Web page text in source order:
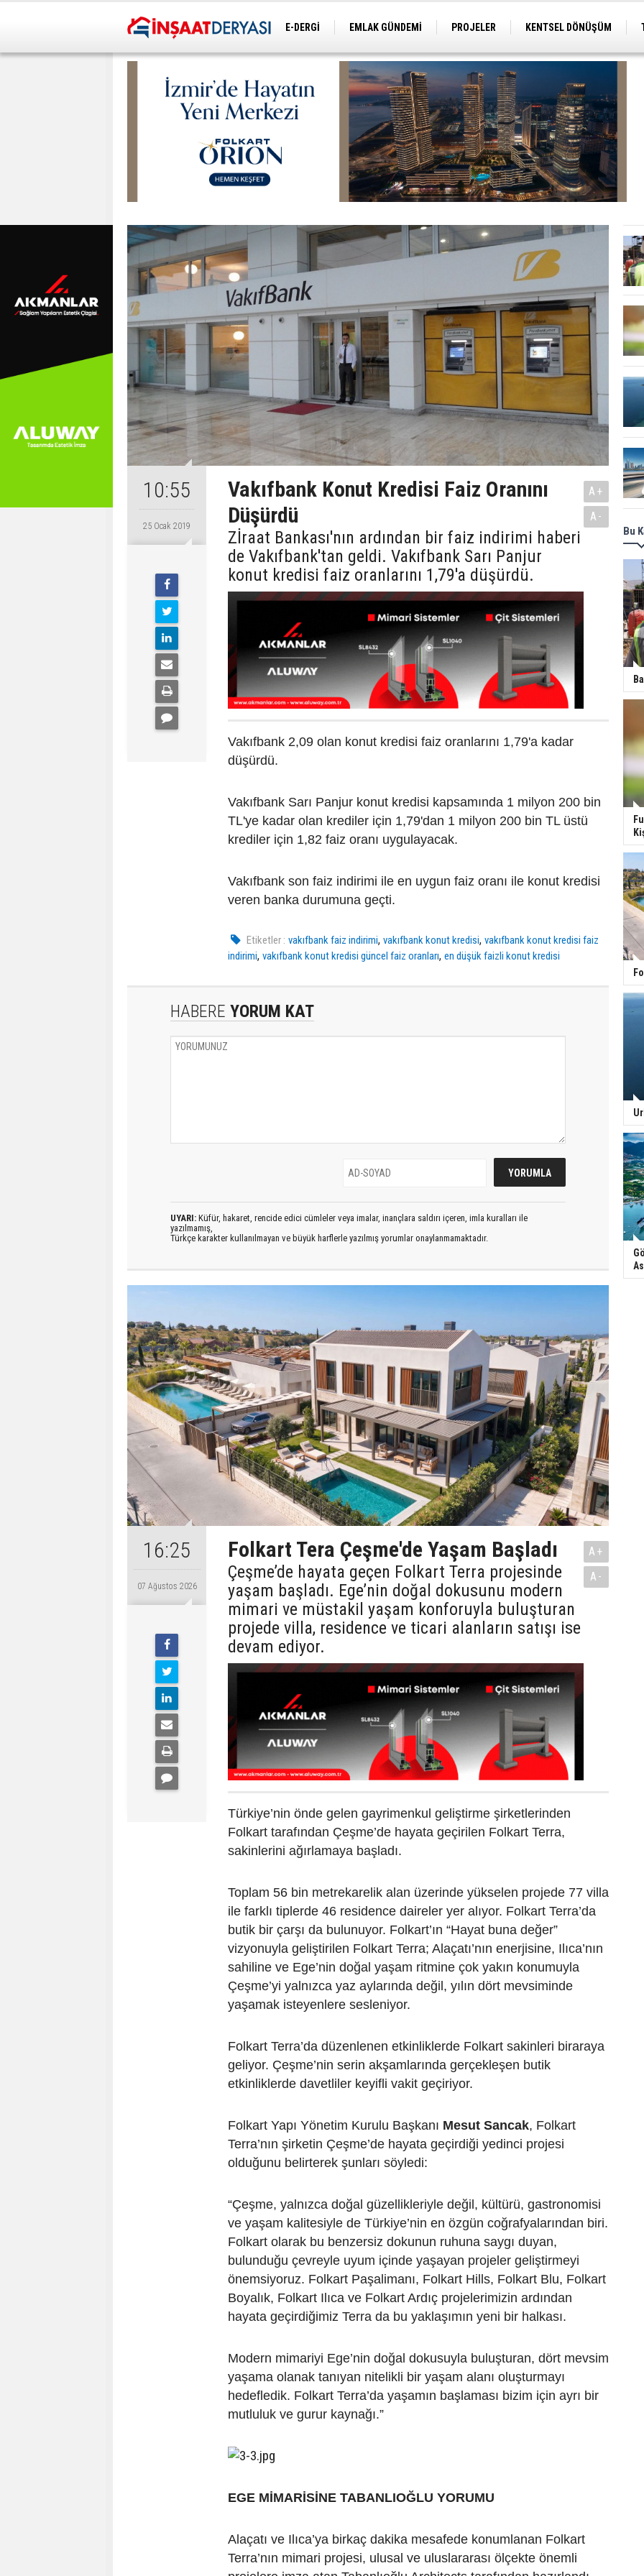
E-DERGİ EMLAK GÜNDEMİ PROJELER KENTSEL DÖNÜŞÜM
10:55
25 Ocak 2019
Vakıfbank Konut Kredisi Faiz Oranını
Düşürdü
Zİraat Bankası'nın ardından bir faiz indirimi haberi
de Vakıfbank'tan geldi. Vakıfbank Sarı Panjur
konut kredisi faiz oranlarını 1,79'a düşürdü.
A+
A-
Vakıfbank 2,09 olan konut kredisi faiz oranlarını 1,79'a kadar
düşürdü.
Vakıfbank Sarı Panjur konut kredisi kapsamında 1 milyon 200 bin
TL'ye kadar olan krediler için 1,79'dan 1 milyon 200 bin TL üstü
krediler için 1,82 faiz oranı uygulayacak.
Vakıfbank son faiz indirimi ile en uygun faiz oranı ile konut kredisi
veren banka durumuna geçti.
Etiketler : vakıfbank faiz indirimi,vakıfbank konut kredisi,vakıfbank konut kredisi faiz
indirimi, vakıfbank konut kredisi güncel faiz oranları, en düşük faizli konut kredisi
HABERE YORUM KAT
UYARI: Küfür, hakaret, rencide edici cümleler veya imalar, inançlara saldırı içeren, imla kuralları ile
yazılmamış,
Türkçe karakter kullanılmayan ve büyük harflerle yazılmış yorumlar onaylanmamaktadır.
16:25
07 Ağustos 2026
Folkart Tera Çeşme'de Yaşam Başladı
Çeşme’de hayata geçen Folkart Terra projesinde
yaşam başladı. Ege’nin doğal dokusunu modern
mimari ve müstakil yaşam konforuyla buluşturan
projede villa, residence ve ticari alanların satışı ise
devam ediyor.
A+
A-
Türkiye’nin önde gelen gayrimenkul geliştirme şirketlerinden
Folkart tarafından Çeşme’de hayata geçirilen Folkart Terra,
sakinlerini ağırlamaya başladı.
Toplam 56 bin metrekarelik alan üzerinde yükselen projede 77 villa
ile farklı tiplerde 46 residence daireler yer alıyor. Folkart Terra’da
butik bir çarşı da bulunuyor. Folkart’ın “Hayat buna değer”
vizyonuyla geliştirilen Folkart Terra; Alaçatı’nın enerjisine, Ilıca’nın
sahiline ve Ege’nin doğal yaşam ritmine çok yakın konumuyla
Çeşme’yi yalnızca yaz aylarında değil, yılın dört mevsiminde
yaşamak isteyenlere sesleniyor.
Folkart Terra’da düzenlenen etkinliklerde Folkart sakinleri biraraya
geliyor. Çeşme’nin serin akşamlarında gerçekleşen butik
etkinliklerde davetliler keyifli vakit geçiriyor.
Folkart Yapı Yönetim Kurulu Başkanı Mesut Sancak, Folkart
Terra’nın şirketin Çeşme’de hayata geçirdiği yedinci projesi
olduğunu belirterek şunları söyledi:
“Çeşme, yalnızca doğal güzellikleriyle değil, kültürü, gastronomisi
ve yaşam kalitesiyle de Türkiye’nin en özgün coğrafyalarından biri.
Folkart olarak bu benzersiz dokunun ruhuna saygı duyan,
bulunduğu çevreyle uyum içinde yaşayan projeler geliştirmeyi
önemsiyoruz. Folkart Paşalimanı, Folkart Hills, Folkart Blu, Folkart
Boyalık, Folkart Ilıca ve Folkart Ardıç projelerimizin ardından
hayata geçirdiğimiz Terra da bu yaklaşımın yeni bir halkası.
Modern mimariyi Ege’nin doğal dokusuyla buluşturan, dört mevsim
yaşama olanak tanıyan nitelikli bir yaşam alanı oluşturmayı
hedefledik. Folkart Terra’da yaşamın başlaması bizim için ayrı bir
mutluluk ve gurur kaynağı.”
EGE MİMARİSİNE TABANLIOĞLU YORUMU
Alaçatı ve Ilıca’ya birkaç dakika mesafede konumlanan Folkart
Terra’nın mimari projesi, ulusal ve uluslararası ölçekte önemli
Bu